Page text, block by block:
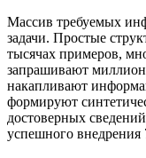
Массив требуемых
задачи. Простые
тысячах примеров,
запрашивают
накапливают
формируют
достоверных
успешного внедрения